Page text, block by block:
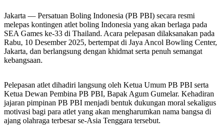
Jakarta — Persatuan Boling Indonesia (PB PBI) secara resmi
melepas kontingen atlet boling Indonesia yang akan berlaga pada
SEA Games ke-33 di Thailand. Acara pelepasan dilaksanakan pada
Rabu, 10 Desember 2025, bertempat di Jaya Ancol Bowling Center,
Jakarta, dan berlangsung dengan khidmat serta penuh semangat
kebangsaan.
Pelepasan atlet dihadiri langsung oleh Ketua Umum PB PBI serta
Ketua Dewan Pembina PB PBI, Bapak Agum Gumelar. Kehadiran
jajaran pimpinan PB PBI menjadi bentuk dukungan moral sekaligus
motivasi bagi para atlet yang akan mengharumkan nama bangsa di
ajang olahraga terbesar se-Asia Tenggara tersebut.